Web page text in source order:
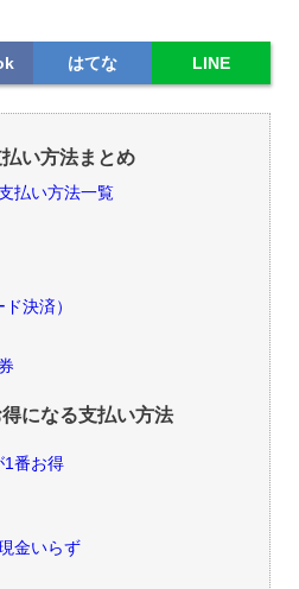
はてな LINE
い方法まとめ
払い方法一覧
決済）
になる支払い方法
1番お得
金いらず